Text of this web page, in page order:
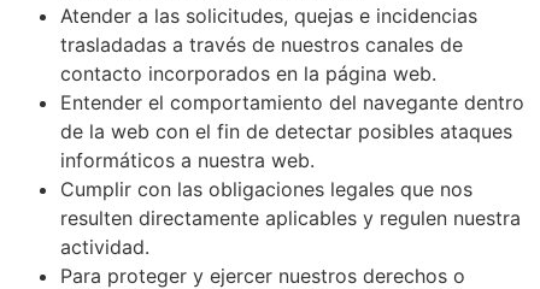
Atender a las solicitudes, quejas e incidencias
trasladadas a través de nuestros canales de
contacto incorporados en la página web.
Entender el comportamiento del navegante dentro
de la web con el fin de detectar posibles ataques
informáticos a nuestra web.
Cumplir con las obligaciones legales que nos
resulten directamente aplicables y regulen nuestra
actividad.
Para proteger y ejercer nuestros derechos o